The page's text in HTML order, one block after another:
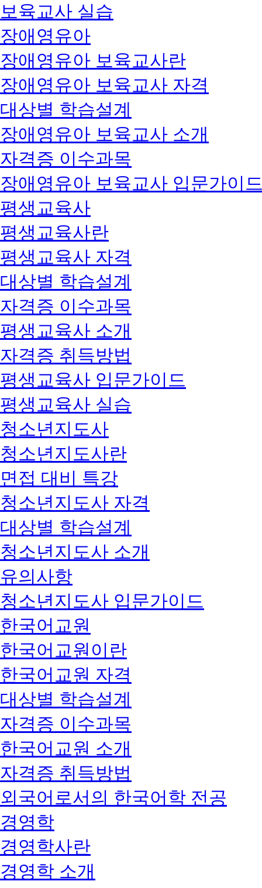
보육교사 실습
장애영유아
장애영유아 보육교사란
장애영유아 보육교사 자격
대상별 학습설계
장애영유아 보육교사 소개
자격증 이수과목
장애영유아 보육교사 입문가이
평생교육사
평생교육사란
평생교육사 자격
대상별 학습설계
자격증 이수과목
평생교육사 소개
자격증 취득방법
평생교육사 입문가이드
평생교육사 실습
청소년지도사
청소년지도사란
면접 대비 특강
청소년지도사 자격
대상별 학습설계
청소년지도사 소개
유의사항
청소년지도사 입문가이드
한국어교원
한국어교원이란
한국어교원 자격
대상별 학습설계
자격증 이수과목
한국어교원 소개
자격증 취득방법
외국어로서의 한국어학 전공
경영학
경영학사란
경영학 소개